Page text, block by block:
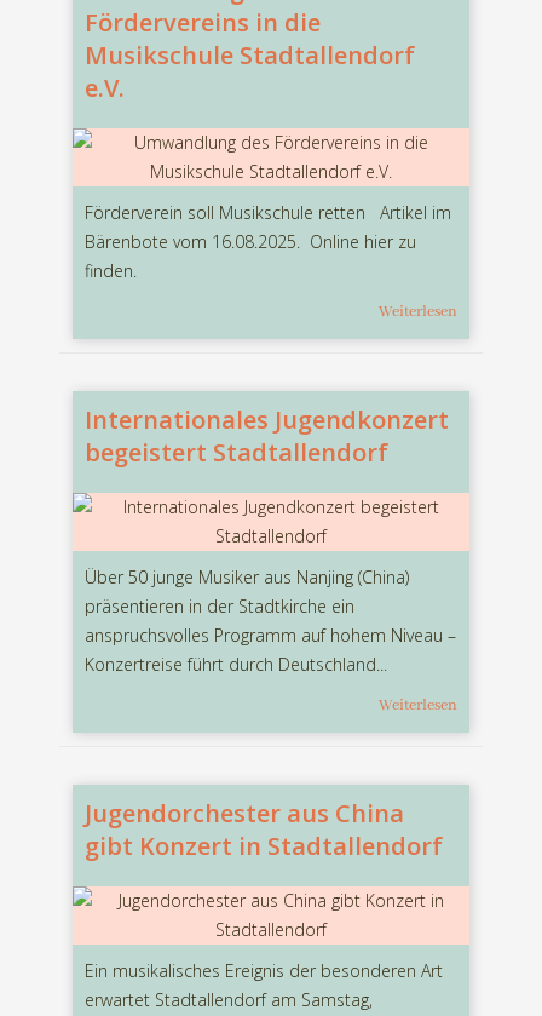
Fördervereins in die
Musikschule Stadtallendorf
e.V.
Förderverein soll Musikschule retten Artikel im
Bärenbote vom 16.08.2025. Online hier zu
finden.
Weiterlesen
Internationales Jugendkonzert
begeistert Stadtallendorf
Über 50 junge Musiker aus Nanjing (China)
präsentieren in der Stadtkirche ein
anspruchsvolles Programm auf hohem Niveau –
Konzertreise führt durch Deutschland...
Weiterlesen
Jugendorchester aus China
gibt Konzert in Stadtallendorf
Ein musikalisches Ereignis der besonderen Art
erwartet Stadtallendorf am Samstag,